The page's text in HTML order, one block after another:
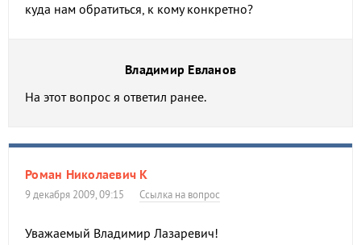
куда нам обратиться, к кому конкретно?
Владимир Евланов
На этот вопрос я ответил ранее.
Роман Николаевич К
9 декабря 2009, 09:15 Ссылка на вопрос
Уважаемый Владимир Лазаревич!